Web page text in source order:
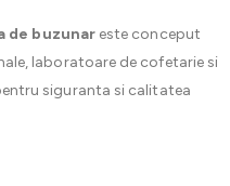
de buzunareste conceput
laboratoare de cofetarie si
siguranta si calitatea